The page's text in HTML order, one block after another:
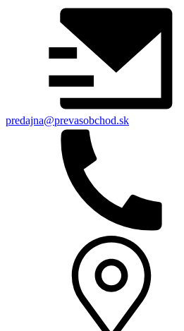
predajna@prevasobchod.sk